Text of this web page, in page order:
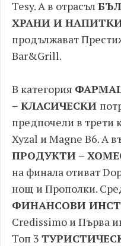
Tesy. А в отрасъл
ХРАНИ И
продължават
Bar&Grill.
В категория
– КЛАСИЧЕСКИ
предпочели в трети
Xyzal и Magne B6. А
ПРОДУКТИ –
на финала отиват
нощ и Прополки.
ФИНАНСОВИ
Credissimo и Първа
Топ 3